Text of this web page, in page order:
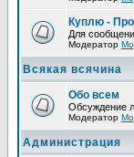
Куплю -
Для
Модератор
Всякая всячина
Обо всем
Обсуждение
Модератор
Администрация